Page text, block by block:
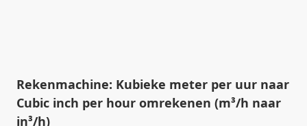
Rekenmachine: Kubieke meter per uur naar
Cubic inch per hour omrekenen (m³/h naar
in³/h)